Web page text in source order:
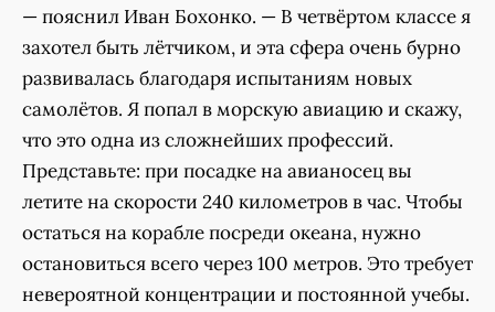
— пояснил Иван Бохонко. — В четвёртом классе я
захотел быть лётчиком, и эта сфера очень бурно
развивалась благодаря испытаниям новых
самолётов. Я попал в морскую авиацию и скажу,
что это одна из сложнейших профессий.
Представьте: при посадке на авианосец вы
летите на скорости 240 километров в час. Чтобы
остаться на корабле посреди океана, нужно
остановиться всего через 100 метров. Это требует
невероятной концентрации и постоянной учебы.